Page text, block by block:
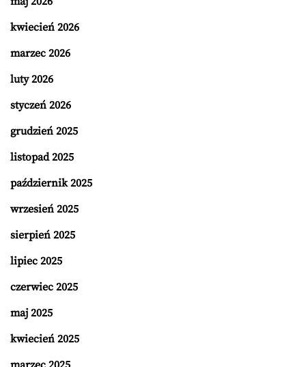
kwiecień 2026
marzec 2026
luty 2026
styczeń 2026
grudzień 2025
listopad 2025
październik 2025
wrzesień 2025
sierpień 2025
lipiec 2025
czerwiec 2025
maj 2025
kwiecień 2025